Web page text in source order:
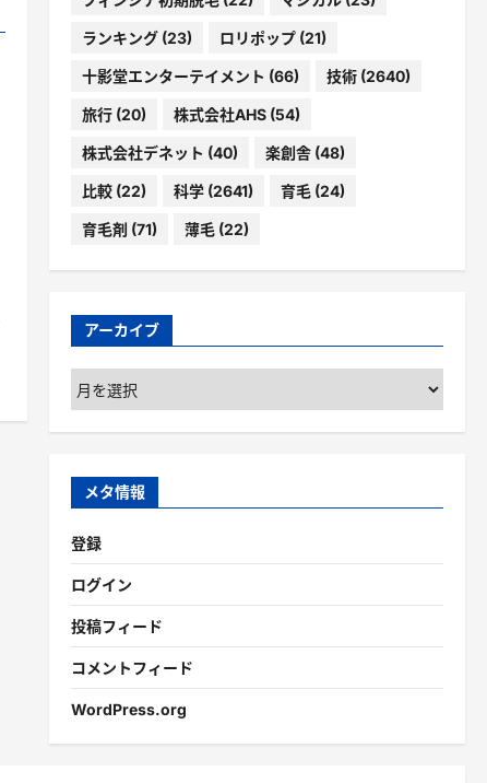
ランキング(23) ロリポップ(21)
十影堂エンターテイメント (66) 技術(2640)
旅行(20) 株式会社AHS(54)
株式会社デネット (40) 楽創舎(48)
比較(22) 科学(2641) 育毛(24)
育毛剤 (71) 薄毛(22)
アーカイブ
ア
ー
カ
ブ
メタ情報
登録
ログイン
投稿フィード
コメントフィード
WordPress.org